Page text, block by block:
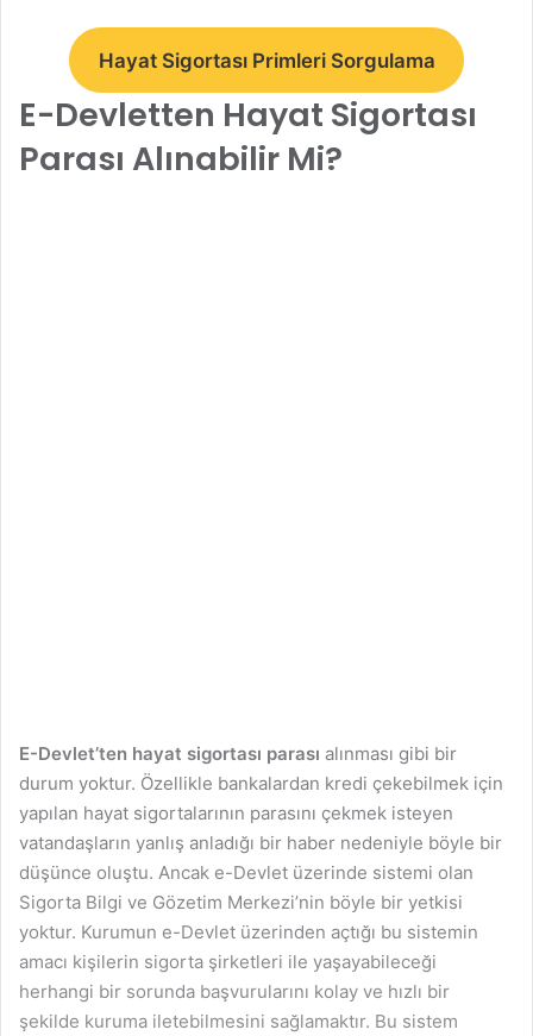
Hayat Sigortası Primleri Sorgulama
E-Devletten Hayat Sigortası
Parası Alınabilir Mi?
E-Devlet’ten hayat sigortası parası alınması gibi bir
durum yoktur. Özellikle bankalardan kredi çekebilmek için
yapılan hayat sigortalarının parasını çekmek isteyen
vatandaşların yanlış anladığı bir haber nedeniyle böyle bir
düşünce oluştu. Ancak e-Devlet üzerinde sistemi olan
Sigorta Bilgi ve Gözetim Merkezi’nin böyle bir yetkisi
yoktur. Kurumun e-Devlet üzerinden açtığı bu sistemin
amacı kişilerin sigorta şirketleri ile yaşayabileceği
herhangi bir sorunda başvurularını kolay ve hızlı bir
şekilde kuruma iletebilmesini sağlamaktır. Bu sistem